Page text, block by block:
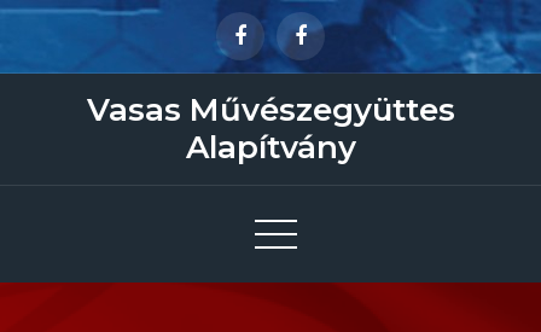
Skip
Vasas Művészegyüttes
Alapítvány